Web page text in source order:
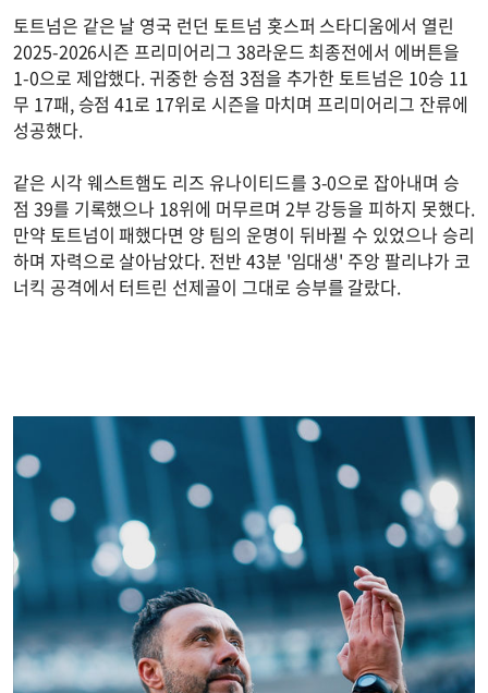
토트넘은 같은 날 영국 런던 토트넘 홋스퍼 스타디움에서 열린
2025-2026시즌 프리미어리그 38라운드 최종전에서 에버튼을
1-0으로 제압했다. 귀중한 승점 3점을 추가한 토트넘은 10승 11
무 17패, 승점 41로 17위로 시즌을 마치며 프리미어리그 잔류에
성공했다.
같은 시각 웨스트햄도 리즈 유나이티드를 3-0으로 잡아내며 승
점 39를 기록했으나 18위에 머무르며 2부 강등을 피하지 못했다.
만약 토트넘이 패했다면 양 팀의 운명이 뒤바뀔 수 있었으나 승리
하며 자력으로 살아남았다. 전반 43분 '임대생' 주앙 팔리냐가 코
너킥 공격에서 터트린 선제골이 그대로 승부를 갈랐다.